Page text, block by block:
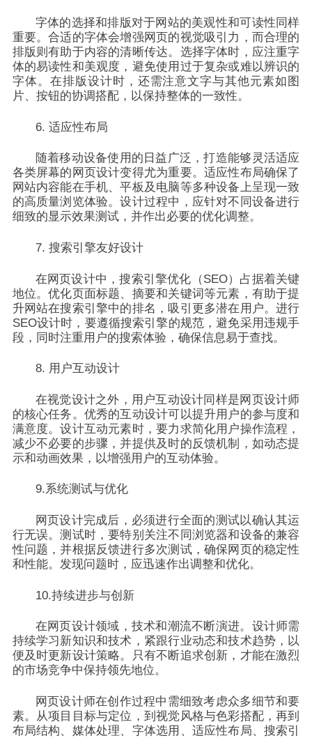
字体的选择和排版对于网站的美观性和可读性同样
重要。合适的字体会增强网页的视觉吸引力，而合理的
排版则有助于内容的清晰传达。选择字体时，应注重字
体的易读性和美观度，避免使用过于复杂或难以辨识的
字体。在排版设计时，还需注意文字与其他元素如图
片、按钮的协调搭配，以保持整体的一致性。
6. 适应性布局
随着移动设备使用的日益广泛，打造能够灵活适应
各类屏幕的网页设计变得尤为重要。适应性布局确保了
网站内容能在手机、平板及电脑等多种设备上呈现一致
的高质量浏览体验。设计过程中，应针对不同设备进行
细致的显示效果测试，并作出必要的优化调整。
7. 搜索引擎友好设计
在网页设计中，搜索引擎优化（SEO）占据着关键
地位。优化页面标题、摘要和关键词等元素，有助于提
升网站在搜索引擎中的排名，吸引更多潜在用户。进行
SEO设计时，要遵循搜索引擎的规范，避免采用违规手
段，同时注重用户的搜索体验，确保信息易于查找。
8. 用户互动设计
在视觉设计之外，用户互动设计同样是网页设计师
的核心任务。优秀的互动设计可以提升用户的参与度和
满意度。设计互动元素时，要力求简化用户操作流程，
减少不必要的步骤，并提供及时的反馈机制，如动态提
示和动画效果，以增强用户的互动体验。
9.系统测试与优化
网页设计完成后，必须进行全面的测试以确认其运
行无误。测试时，要特别关注不同浏览器和设备的兼容
性问题，并根据反馈进行多次测试，确保网页的稳定性
和性能。发现问题时，应迅速作出调整和优化。
10.持续进步与创新
在网页设计领域，技术和潮流不断演进。设计师需
持续学习新知识和技术，紧跟行业动态和技术趋势，以
便及时更新设计策略。只有不断追求创新，才能在激烈
的市场竞争中保持领先地位。
网页设计师在创作过程中需细致考虑众多细节和要
素。从项目目标与定位，到视觉风格与色彩搭配，再到
布局结构、媒体处理、字体选用、适应性布局、搜索引